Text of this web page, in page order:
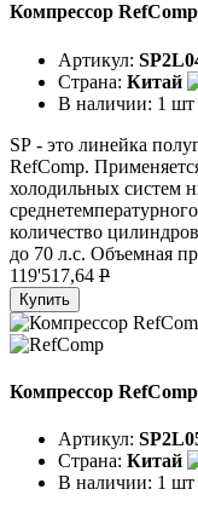
Компрессор
Артикул:
Страна: Китай
В наличии: 1 шт
SР - это линейка
RefComp.
холодильных систем
количество
до 70 л.с. Объемная
119'517,64 P
Купить
Компрессор
Артикул:
Страна: Китай
В наличии: 1 шт